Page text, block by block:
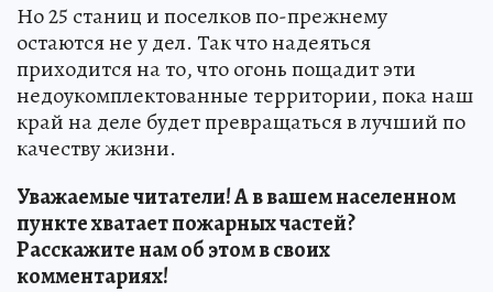
Но 25 станиц и поселков по-прежнему
остаются не у дел. Так что надеяться
приходится на то, что огонь пощадит эти
недоукомплектованные территории, пока наш
край на деле будет превращаться в лучший по
качеству жизни.
Уважаемые читатели! А в вашем населенном
пункте хватает пожарных частей?
Расскажите нам об этом в своих
комментариях!